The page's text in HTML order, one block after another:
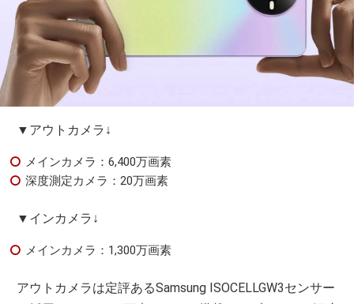
▼アウトカメラ↓
メインカメラ：6,400万画素
深度測定カメラ：20万画素
▼インカメラ↓
メインカメラ：1,300万画素
アウトカメラは定評あるSamsung ISOCELLGW3センサー